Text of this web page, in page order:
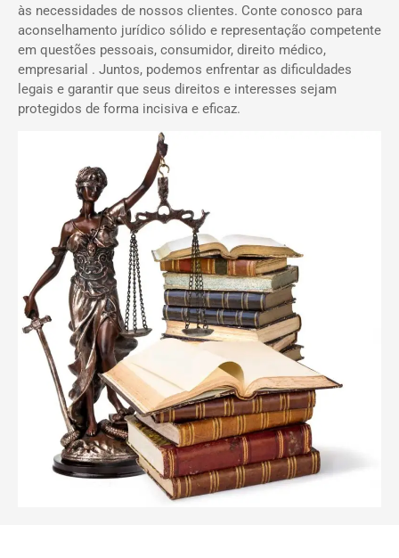
às necessidades de nossos clientes. Conte conosco para
aconselhamento jurídico sólido e representação competente
em questões pessoais, consumidor, direito médico,
empresarial . Juntos, podemos enfrentar as dificuldades
legais e garantir que seus direitos e interesses sejam
protegidos de forma incisiva e eficaz.